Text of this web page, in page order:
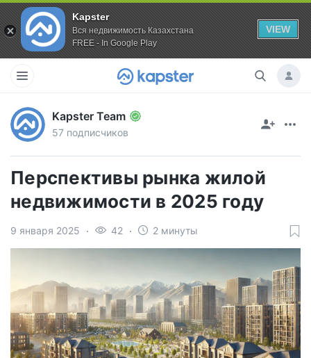
Kapster
Вся недвижимость Казахстана
FREE - In Google Play
VIEW
Kapster Team
57 подписчиков
Перспективы рынка жилой
недвижимости в 2025 году
9 января 2025 42 2 минуты